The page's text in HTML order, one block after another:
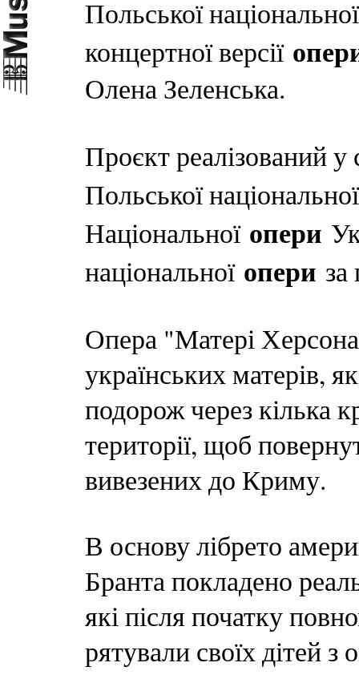
Польської
концертної версії
Олена Зеленська.
Проєкт реалізований у
Польської
Національної опери
національної опери
Опера "Матері
українських матерів,
подорож через кілька
території, щоб
вивезених до Криму.
В основу лібрето
Бранта покладено
які після початку
рятували своїх дітей з